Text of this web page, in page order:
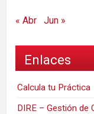
« Abr Jun »
Enlaces
Calcula tu Práctica
DIRE – Gestión de